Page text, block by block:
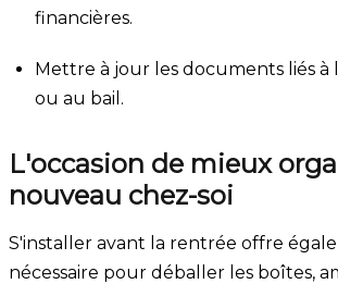
financières.
Mettre à jour les documents liés à
ou au bail.
L'occasion de mieux
nouveau chez-soi
S'installer avant la rentrée offre
nécessaire pour déballer les boîtes,